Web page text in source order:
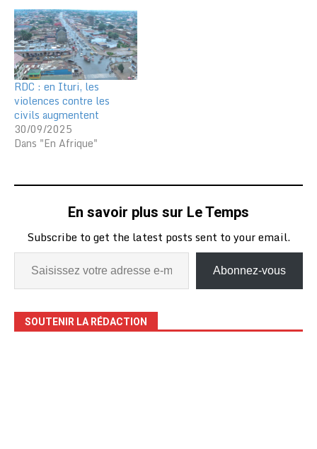
RDC : en Ituri, les
violences contre les
civils augmentent
30/09/2025
Dans "En Afrique"
En savoir plus sur Le Temps
Subscribe to get the latest posts sent to your email.
Abonnez-vous
SOUTENIR LA RÉDACTION